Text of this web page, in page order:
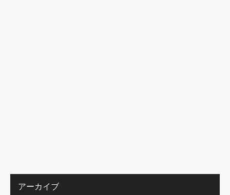
アーカイブ